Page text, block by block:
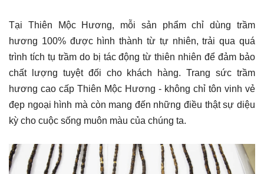
Tại Thiên Mộc Hương, mỗi sản phẩm chỉ dùng trầm
hương 100% được hình thành từ tự nhiên, trải qua quá
trình tích tụ trầm do bị tác động từ thiên nhiên để đảm bảo
chất lượng tuyệt đối cho khách hàng. Trang sức trầm
hương cao cấp Thiên Mộc Hương - không chỉ tôn vinh vẻ
đẹp ngoại hình mà còn mang đến những điều thật sự diệu
kỳ cho cuộc sống muôn màu của chúng ta.